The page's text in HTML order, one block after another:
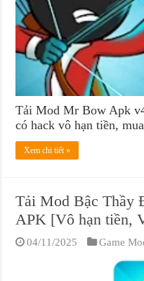
Tải Mod Mr Bow Apk
có hack vô hạn tiền,
Xem chi tiết »
Tải Mod Bậc Thầy
APK [Vô hạn tiền,
04/11/2025 Game